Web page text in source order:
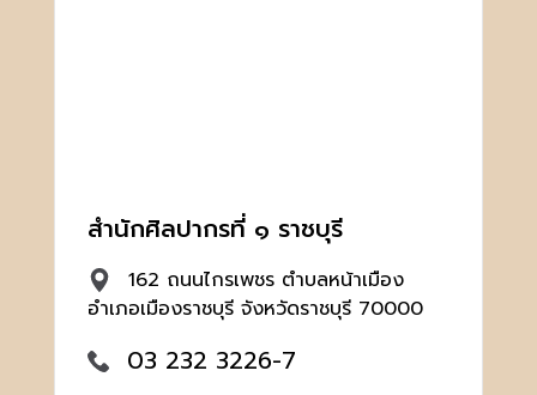
สำนักศิลปากรที่ ๑ ราชบุรี
162 ถนนไกรเพชร ตำบลหน้าเมือง
อำเภอเมืองราชบุรี จังหวัดราชบุรี 70000
03 232 3226-7